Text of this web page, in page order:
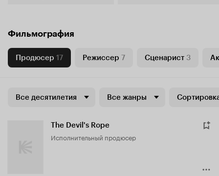
Фильмография
Продюсер 17 Режиссер 7 Сценарист 3
Все десятилетия Все жанры
The Devil's Rope
исполнительный продюсер